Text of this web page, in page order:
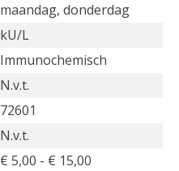
maandag, donderdag
kU/L
Immunochemisch
N.v.t.
72601
N.v.t.
€ 5,00 - € 15,00